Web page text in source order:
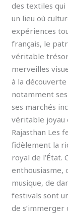
des textiles qui
un lieu où
expériences
français, le
véritable
merveilles
à la
notamment
ses marchés
véritable joyau
Rajasthan Les
fidèlement la
royal de l’État.
enthousiasme,
musique, de
festivals sont
de s’immerger